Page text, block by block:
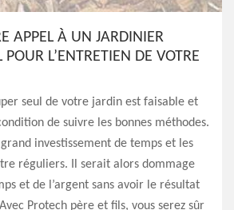
APPEL À UN JARDINIER
POUR L’ENTRETIEN DE VOTRE
seul de votre jardin est faisable et
de suivre les bonnes méthodes.
grand investissement de temps et les
réguliers. Il serait alors dommage
et de l’argent sans avoir le résultat
Protech père et fils, vous serez sûr